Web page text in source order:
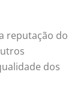
reputação do
dos